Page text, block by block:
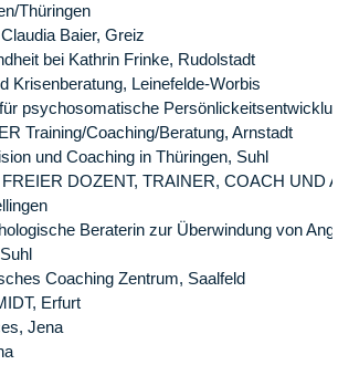
Thüringen
Baier, Greiz
bei Kathrin Frinke, Rudolstadt
Krisenberatung, Leinefelde-Worbis
psychosomatische
Training/Coaching/Beratung, Arnstadt
und Coaching in Thüringen, Suhl
DOZENT, TRAINER, COACH UND
Beraterin zur Überwindung von
Coaching Zentrum, Saalfeld
Erfurt
Jena